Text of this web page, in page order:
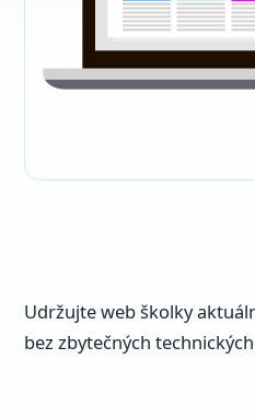
Udržujte web školky
bez zbytečných